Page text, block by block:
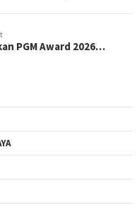
PGM Award 2026…